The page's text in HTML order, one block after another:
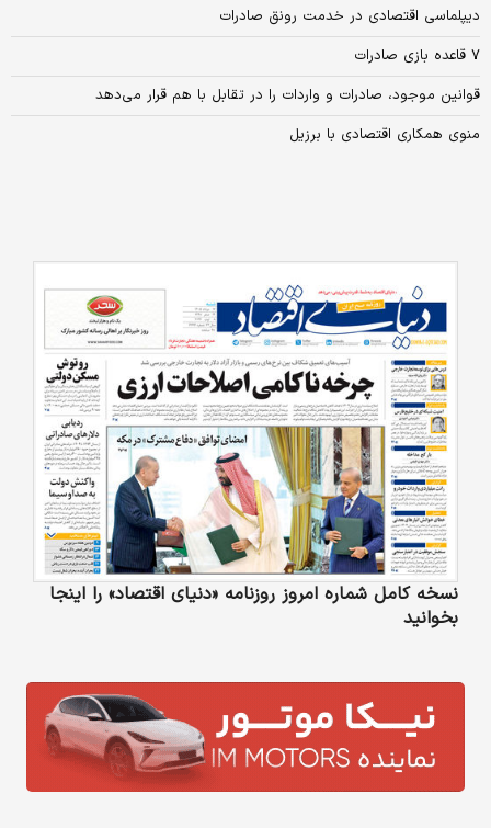
دیپلماسی اقتصادی در خدمت رونق صادرات
۷ قاعده بازی صادرات
قوانین موجود، صادرات و واردات را در تقابل با هم قرار می‌دهد
منوی همکاری اقتصادی با برزیل
نسخه کامل شماره امروز روزنامه «دنیای‌ اقتصاد» را اینجا
بخوانید